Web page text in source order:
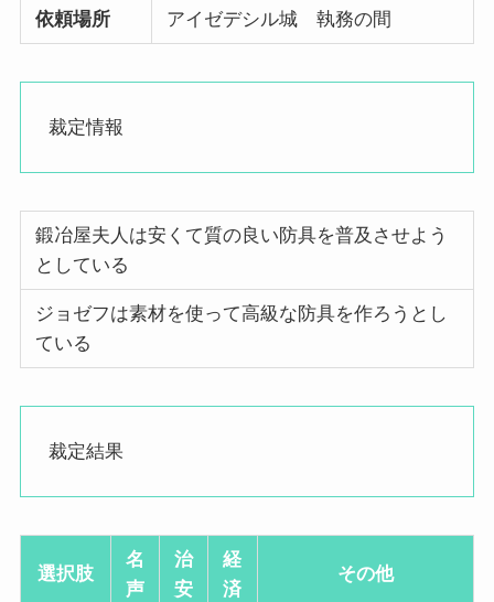
依頼場所 アイゼデシル城 執務の間
裁定情報
鍛冶屋夫人は安くて質の良い防具を普及させよう
としている
ジョゼフは素材を使って高級な防具を作ろうとし
ている
裁定結果
選択肢
名
声
治
安
経
済
その他